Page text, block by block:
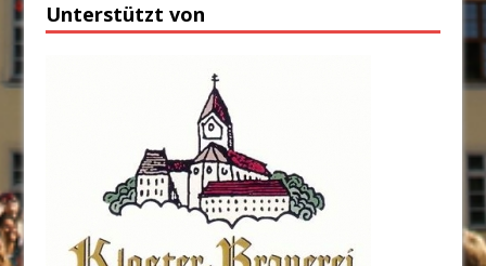
Unterstützt von